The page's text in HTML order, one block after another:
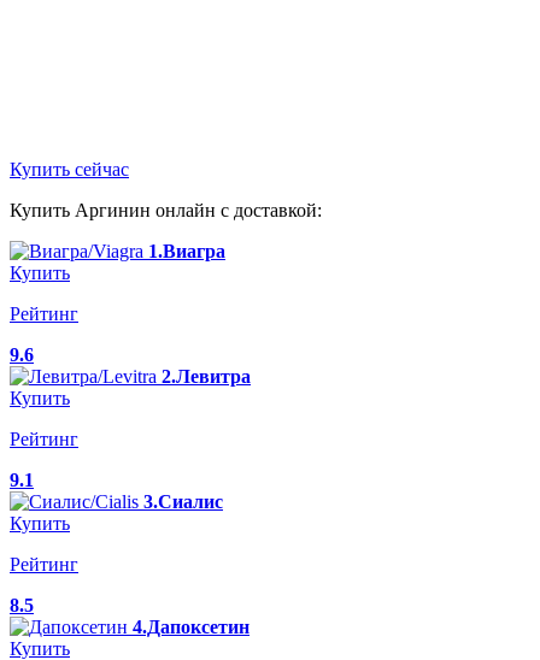
Купить сейчас
Купить Аргинин онлайн с доставкой:
1.Виагра
Купить
Рейтинг
9.6
2.Левитра
Купить
Рейтинг
9.1
3.Сиалис
Купить
Рейтинг
8.5
4.Дапоксетин
Купить